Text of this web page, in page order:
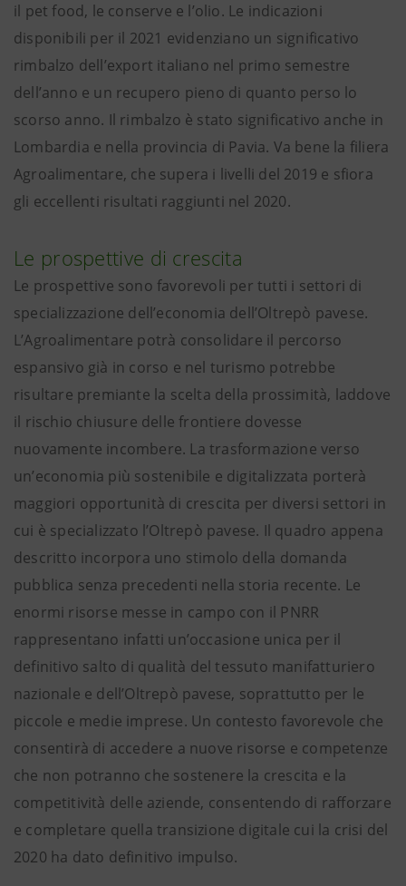
il pet food, le conserve e l’olio. Le indicazioni
disponibili per il 2021 evidenziano un significativo
rimbalzo dell’export italiano nel primo semestre
dell’anno e un recupero pieno di quanto perso lo
scorso anno. Il rimbalzo è stato significativo anche in
Lombardia e nella provincia di Pavia. Va bene la filiera
Agroalimentare, che supera i livelli del 2019 e sfiora
gli eccellenti risultati raggiunti nel 2020.
Le prospettive di crescita
Le prospettive sono favorevoli per tutti i settori di
specializzazione dell’economia dell’Oltrepò pavese.
L’Agroalimentare potrà consolidare il percorso
espansivo già in corso e nel turismo potrebbe
risultare premiante la scelta della prossimità, laddove
il rischio chiusure delle frontiere dovesse
nuovamente incombere. La trasformazione verso
un’economia più sostenibile e digitalizzata porterà
maggiori opportunità di crescita per diversi settori in
cui è specializzato l’Oltrepò pavese. Il quadro appena
descritto incorpora uno stimolo della domanda
pubblica senza precedenti nella storia recente. Le
enormi risorse messe in campo con il PNRR
rappresentano infatti un’occasione unica per il
definitivo salto di qualità del tessuto manifatturiero
nazionale e dell’Oltrepò pavese, soprattutto per le
piccole e medie imprese. Un contesto favorevole che
consentirà di accedere a nuove risorse e competenze
che non potranno che sostenere la crescita e la
competitività delle aziende, consentendo di rafforzare
e completare quella transizione digitale cui la crisi del
2020 ha dato definitivo impulso.